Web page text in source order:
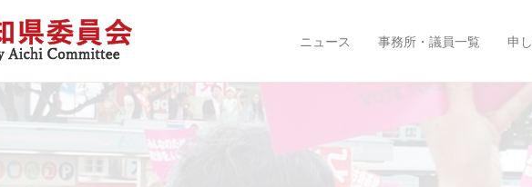
ニュース 事務所・議員一覧 申